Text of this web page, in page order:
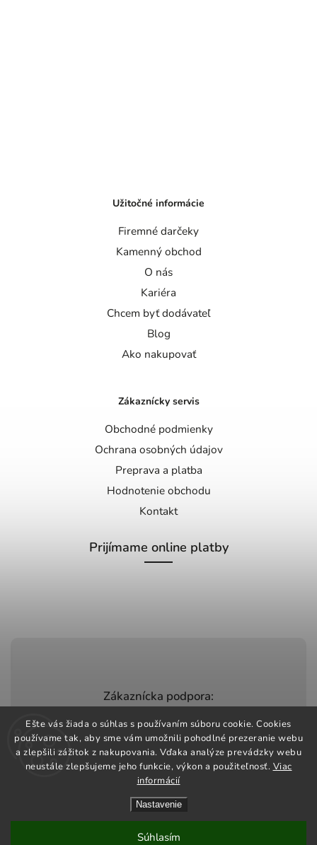
Ešte vás žiada o súhlas s používaním súboru cookie. Cookies
používame tak, aby sme vám umožnili pohodlné prezeranie webu
a zlepšili zážitok z nakupovania. Vďaka analýze prevádzky webu
neustále zlepšujeme jeho funkcie, výkon a použiteľnosť. Viac
informácií
Nastavenie
Súhlasím
Zákaznícka podpora:
+420 603 248 457
info@jeztomarket.cz
Užitočné informácie
Firemné darčeky
Kamenný obchod
O nás
Kariéra
Chcem byť dodávateľ
Blog
Ako nakupovať
Zákaznícky servis
Obchodné podmienky
Ochrana osobných údajov
Preprava a platba
Hodnotenie obchodu
Kontakt
Prijímame online platby
Shoptet | Design